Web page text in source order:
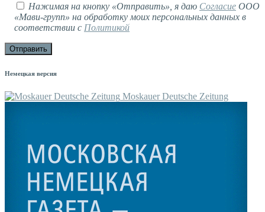
Нажимая на кнопку «Отправить», я даю Согласие ООО
«Мави-групп» на обработку моих персональных данных в
соответствии с Политикой
Немецкая версия
Moskauer Deutsche Zeitung